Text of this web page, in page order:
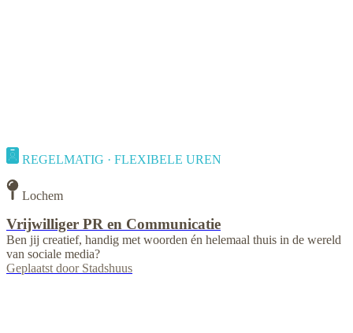
REGELMATIG · FLEXIBELE UREN
Lochem
Vrijwilliger PR en Communicatie
Ben jij creatief, handig met woorden én helemaal thuis in de wereld
van sociale media?
Geplaatst door Stadshuus